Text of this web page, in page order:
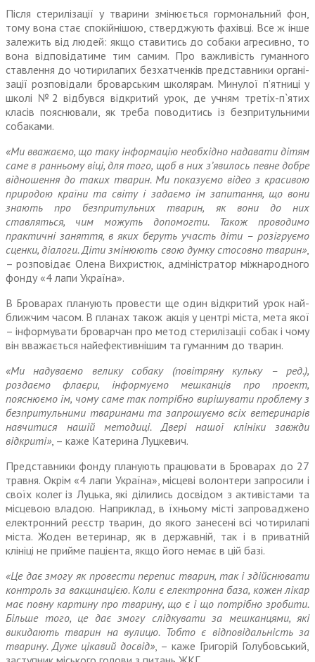
Після стерилізації у тварини змі­нюється гормональний фон,
тому вона стає спокійнішою, стверджу­ють фахівці. Все ж інше
залежить від людей: якщо ставитись до собаки агресивно, то
вона відповідатиме тим самим. Про важливість гуманного
ставлення до чотирилапих без­хатченків представники органі­
зації розповідали броварським школярам. Минулої п’ятниці у
школі №2 відбувся відкритий урок, де учням третіх-п`ятих
класів пояснювали, як треба поводитись із безпритульними
собаками.
«Ми вважаємо, що таку інфор­мацію необхідно надавати дітям
саме в ранньому віці, для того, щоб в них з’явилось певне добре
відношення до таких тварин. Ми показуємо відео з красивою
при­родою країни та світу і задаємо їм запитання, що вони
знають про безпритульних тварин, як вони до них
ставляться, чим можуть допомогти. Також прово­димо
практичні заняття, в яких беруть участь діти – розігруємо
сценки, діалоги. Діти змінюють свою думку стосовно тварин»,
– розповідає Олена Вихристюк, адміністратор міжнародного
фонду «4 лапи Україна».
В Броварах планують провести ще один відкритий урок най­
ближчим часом. В планах також акція у центрі міста, мета якої
– інформувати броварчан про метод стерилізації собак і чому
він вважається найефективнішим та гуманним до тварин.
«Ми надуваємо велику собаку (повітряну кульку – ред.),
роздаємо флаєри, інформуємо мешканців про проект,
пояснюємо їм, чому саме так потрібно вирішувати проблему з
безпритульними тваринами та запрошуємо всіх ветеринарів
навчитися нашій методиці. Двері нашої клініки завжди
відкриті», – каже Катерина Луцкевич.
Представники фонду пла­нують працювати в Броварах до 27
травня. Окрім «4 лапи Укра­їна», місцеві волонтери запро­сили і
своїх колег із Луцька, які ділились досвідом з активістами та
місцевою владою. Наприклад, в їхньому місті запроваджено
електронний реєстр тварин, до якого занесені всі чотири­лапі
міста. Жоден ветеринар, як в державній, так і в приватній
клініці не прийме пацієнта, якщо його немає в цій базі.
«Це дає змогу як провести пере­пис тварин, так і здійснювати
контроль за вакцинацією. Коли є електронна база, кожен лікар
має повну картину про тварину, що є і що потрібно зробити.
Більше того, це дає змогу слідкувати за мешканцями, які
викидають тварин на вулицю. Тобто є відповідальність за
тва­рину. Дуже цікавий досвід», – каже Григорій Голубовський,